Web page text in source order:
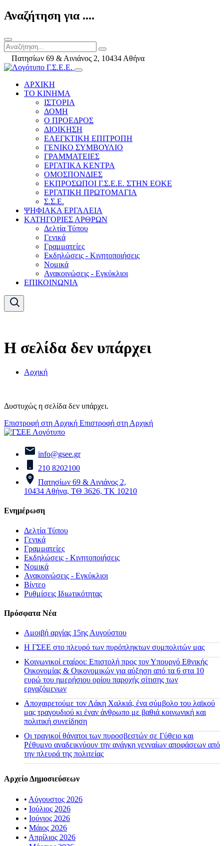
Αναζήτηση για ....
Πατησίων 69 & Αινιάνος 2, 10434 Αθήνα
ΑΡΧΙΚΗ
ΤΟ ΚΙΝΗΜΑ
ΙΣΤΟΡΙΑ
ΔΟΜΗ
Ο ΠΡΟΕΔΡΟΣ
ΔΙΟΙΚΗΣΗ
ΕΛΕΓΚΤΙΚΗ ΕΠΙΤΡΟΠΗ
ΓΕΝΙΚΟ ΣΥΜΒΟΥΛΙΟ
ΓΡΑΜΜΑΤΕΙΕΣ
ΕΡΓΑΤΙΚΑ ΚΕΝΤΡΑ
ΟΜΟΣΠΟΝΔΙΕΣ
ΕΚΠΡΟΣΩΠΟΙ Γ.Σ.Ε.Ε. ΣΤΗΝ ΕΟΚΕ
ΕΡΓΑΤΙΚΗ ΠΡΩΤΟΜΑΓΙΑ
Σ.Σ.Ε.
ΨΗΦΙΑΚΑ ΕΡΓΑΛΕΙΑ
ΚΑΤΗΓΟΡΙΕΣ ΑΡΘΡΩΝ
Δελτία Τύπου
Γενικά
Γραμματείες
Εκδηλώσεις - Κινητοποιήσεις
Νομικά
Ανακοινώσεις - Εγκύκλιοι
ΕΠΙΚΟΙΝΩΝΙΑ
Η σελίδα δεν υπάρχει
Αρχική
Δυστυχώς η σελίδα δεν υπάρχει.
Επιστροφή στη Αρχική Επιστροφή στη Αρχική
info@gsee.gr
210 8202100
Πατησίων 69 & Αινιάνος 2,
10434 Αθήνα, ΤΘ 3626, ΤΚ 10210
Ενημέρωση
Δελτία Τύπου
Γενικά
Γραμματείες
Εκδηλώσεις - Κινητοποιήσεις
Νομικά
Ανακοινώσεις - Εγκύκλιοι
Βίντεο
Ρυθμίσεις Ιδιωτικότητας
Πρόσφατα Νέα
Αμοιβή αργίας 15ης Αυγούστου
H ΓΣΕΕ στο πλευρό των πυρόπληκτων συμπολιτών μας
Κοινωνικοί εταίροι: Επιστολή προς τον Υπουργό Εθνικής
Οικονομίας & Οικονομικών για αύξηση από τα 6 στα 10
ευρώ του ημερήσιου ορίου παροχής σίτισης των
εργαζόμενων
Αποχαιρετούμε τον Λάκη Χαλκιά, ένα σύμβολο του λαϊκού
μας τραγουδιού κι έναν άνθρωπο με βαθιά κοινωνική και
πολιτική συνείδηση
Οι τραγικοί θάνατοι των πυροσβεστών σε Γύθειο και
Ρέθυμνο αναδεικνύουν την ανάγκη γενναίων αποφάσεων από
την πλευρά της πολιτείας
Αρχείο Δημοσιεύσεων
• Αύγουστος 2026
• Ιούλιος 2026
• Ιούνιος 2026
• Μάιος 2026
• Απρίλιος 2026